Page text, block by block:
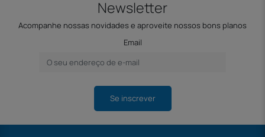
Newsletter
Acompanhe nossas novidades e aproveite nossos bons planos
Email
Se inscrever